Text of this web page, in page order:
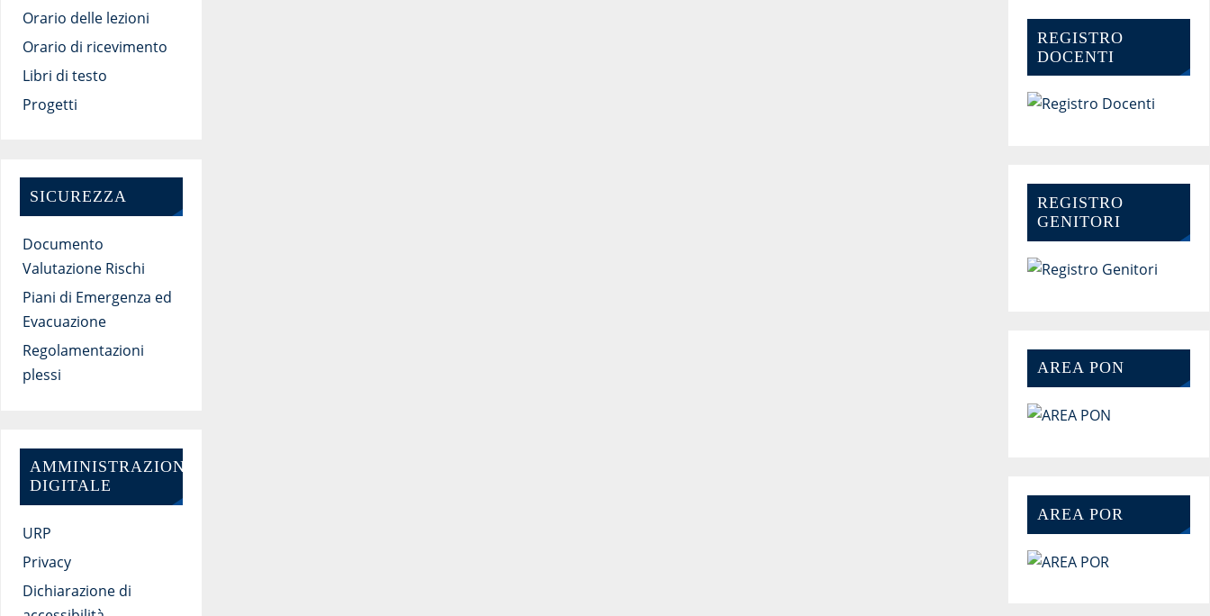
Orario delle lezioni
Orario di ricevimento
Libri di testo
Progetti
SICUREZZA
Documento
Valutazione Rischi
Piani di Emergenza ed
Evacuazione
Regolamentazioni
plessi
AMMINISTRAZIONE
DIGITALE
URP
Privacy
Dichiarazione di
REGISTRO
DOCENTI
REGISTRO
GENITORI
AREA PON
AREA POR